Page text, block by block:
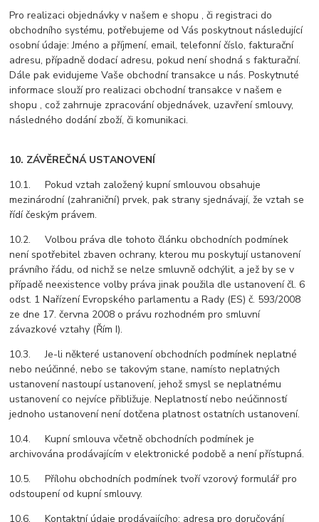
Pro realizaci objednávky v našem e shopu , či registraci do
obchodního systému, potřebujeme od Vás poskytnout následující
osobní údaje: Jméno a příjmení, email, telefonní číslo, fakturační
adresu, případně dodací adresu, pokud není shodná s fakturační.
Dále pak evidujeme Vaše obchodní transakce u nás. Poskytnuté
informace slouží pro realizaci obchodní transakce v našem e
shopu , což zahrnuje zpracování objednávek, uzavření smlouvy,
následného dodání zboží, či komunikaci.
10. ZÁVĚREČNÁ USTANOVENÍ
10.1. Pokud vztah založený kupní smlouvou obsahuje
mezinárodní (zahraniční) prvek, pak strany sjednávají, že vztah se
řídí českým právem.
10.2. Volbou práva dle tohoto článku obchodních podmínek
není spotřebitel zbaven ochrany, kterou mu poskytují ustanovení
právního řádu, od nichž se nelze smluvně odchýlit, a jež by se v
případě neexistence volby práva jinak použila dle ustanovení čl. 6
odst. 1 Nařízení Evropského parlamentu a Rady (ES) č. 593/2008
ze dne 17. června 2008 o právu rozhodném pro smluvní
závazkové vztahy (Řím I).
10.3. Je-li některé ustanovení obchodních podmínek neplatné
nebo neúčinné, nebo se takovým stane, namísto neplatných
ustanovení nastoupí ustanovení, jehož smysl se neplatnému
ustanovení co nejvíce přibližuje. Neplatností nebo neúčinností
jednoho ustanovení není dotčena platnost ostatních ustanovení.
10.4. Kupní smlouva včetně obchodních podmínek je
archivována prodávajícím v elektronické podobě a není přístupná.
10.5. Přílohu obchodních podmínek tvoří vzorový formulář pro
odstoupení od kupní smlouvy.
10.6. Kontaktní údaje prodávajícího: adresa pro doručování